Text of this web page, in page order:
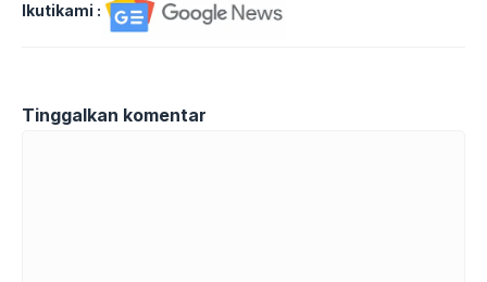
Ikutikami :
Tinggalkan komentar